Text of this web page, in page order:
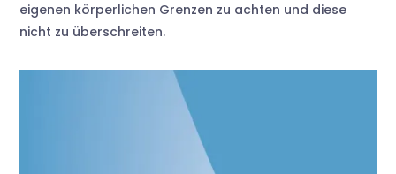
eigenen körperlichen Grenzen zu achten und diese
nicht zu überschreiten.